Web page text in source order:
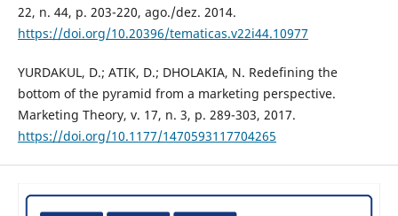
22, n. 44, p. 203-220, ago./dez. 2014.
https://doi.org/10.20396/tematicas.v22i44.10977
YURDAKUL, D.; ATIK, D.; DHOLAKIA, N. Redefining the
bottom of the pyramid from a marketing perspective.
Marketing Theory, v. 17, n. 3, p. 289-303, 2017.
https://doi.org/10.1177/1470593117704265